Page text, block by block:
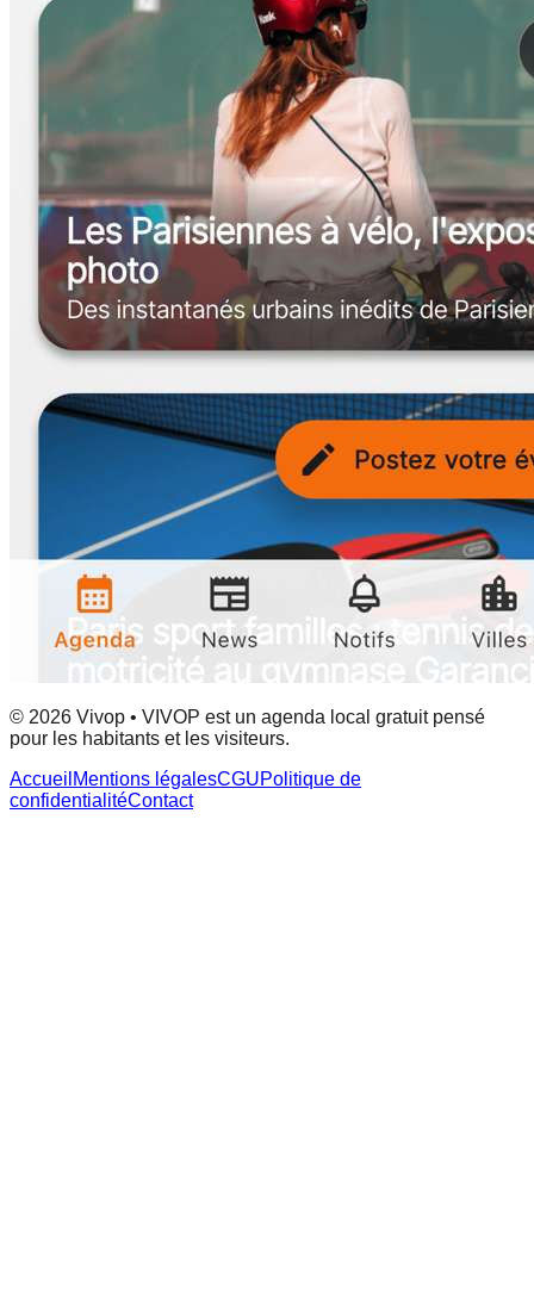
© 2026 Vivop • VIVOP est un agenda local gratuit pensé
pour les habitants et les visiteurs.
Accueil Mentions légalesCGUPolitique de
confidentialitéContact